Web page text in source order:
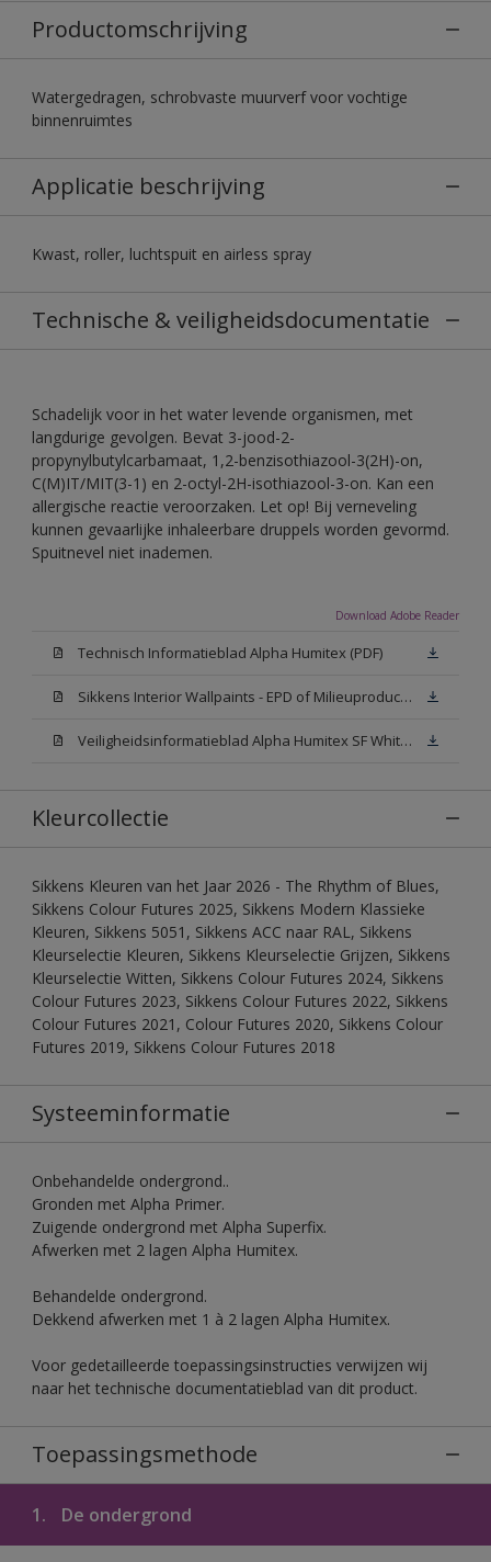
Productomschrijving
Watergedragen, schrobvaste muurverf voor vochtige
binnenruimtes
Applicatie beschrijving
Kwast, roller, luchtspuit en airless spray
Technische & veiligheidsdocumentatie
Schadelijk voor in het water levende organismen, met
langdurige gevolgen. Bevat 3-jood-2-
propynylbutylcarbamaat, 1,2-benzisothiazool-3(2H)-on,
C(M)IT/MIT(3-1) en 2-octyl-2H-isothiazool-3-on. Kan een
allergische reactie veroorzaken. Let op! Bij verneveling
kunnen gevaarlijke inhaleerbare druppels worden gevormd.
Spuitnevel niet inademen.
Download Adobe Reader
Technisch Informatieblad Alpha Humitex (PDF)
Sikkens Interior Wallpaints - EPD of Milieuproductverklaring
Veiligheidsinformatieblad Alpha Humitex SF White W05 (MSDS)
Kleurcollectie
Sikkens Kleuren van het Jaar 2026 - The Rhythm of Blues,
Sikkens Colour Futures 2025, Sikkens Modern Klassieke
Kleuren, Sikkens 5051, Sikkens ACC naar RAL, Sikkens
Kleurselectie Kleuren, Sikkens Kleurselectie Grijzen, Sikkens
Kleurselectie Witten, Sikkens Colour Futures 2024, Sikkens
Colour Futures 2023, Sikkens Colour Futures 2022, Sikkens
Colour Futures 2021, Colour Futures 2020, Sikkens Colour
Futures 2019, Sikkens Colour Futures 2018
Systeeminformatie
Onbehandelde ondergrond..
Gronden met Alpha Primer.
Zuigende ondergrond met Alpha Superfix.
Afwerken met 2 lagen Alpha Humitex.
Behandelde ondergrond.
Dekkend afwerken met 1 à 2 lagen Alpha Humitex.
Voor gedetailleerde toepassingsinstructies verwijzen wij
naar het technische documentatieblad van dit product.
Toepassingsmethode
1. De ondergrond